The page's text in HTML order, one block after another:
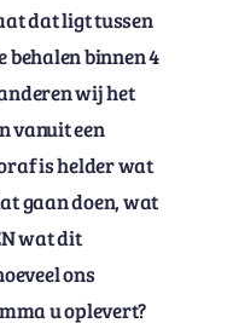
dat ligt tussen
behalen binnen 4
wij het
vanuit een
is helder wat
gaan doen, wat
wat dit
ons
u oplevert?